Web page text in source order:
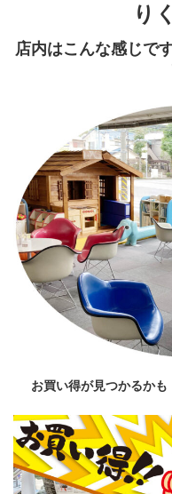
り
店内はこんな感じで
お買い得が見つかるかも